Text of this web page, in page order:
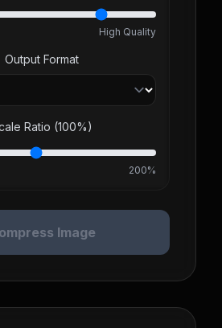
High Quality
Output Format
Ratio (100%)
200%
Image